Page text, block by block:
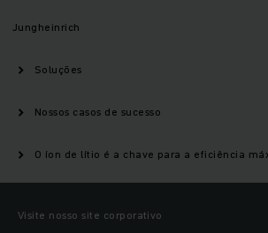
Jungheinrich
Soluções
Nossos casos de sucesso
O íon de lítio é a chave para a eficiência
Visite nosso site corporativo